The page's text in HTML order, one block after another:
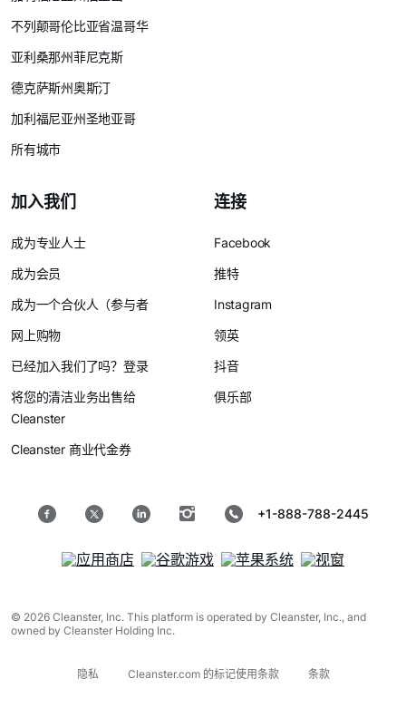
不列颠哥伦比亚省温哥华
亚利桑那州菲尼克斯
德克萨斯州奥斯汀
加利福尼亚州圣地亚哥
所有城市
加入我们
成为专业人士
成为会员
成为一个合伙人（参与者
网上购物
已经加入我们了吗？登录
将您的清洁业务出售给
Cleanster
Cleanster 商业代金券
连接
Facebook
推特
Instagram
领英
抖音
俱乐部
+1-888-788-2445
© 2026 Cleanster, Inc. This platform is operated by Cleanster, Inc., and
owned by Cleanster Holding Inc.
隐私 Cleanster.com 的标记使用条款 条款